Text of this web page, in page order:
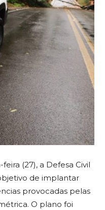
(27), a Defesa Civil
de implantar
provocadas pelas
O plano foi